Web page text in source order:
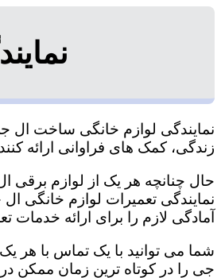
نمایندگی لوازم خانگی ساخت ال
زندگی، کمک های فراوانی ارائه کنند.09221241597 آقای
حال چنانچه هر یک از لوازم برقی
نمایندگی تعمیرات لوازم خانگی
آمادگی لازم را برای ارائه خدمات
شما می توانید با یک تماس با هر
جی را در کوتاه ترین زمان ممکن